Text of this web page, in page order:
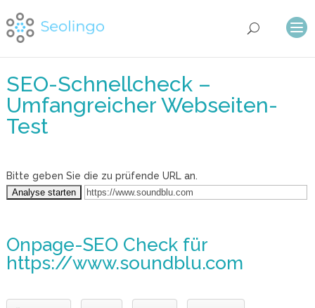
SEO-Schnellcheck –
Umfangreicher Webseiten-
Test
Bitte geben Sie die zu prüfende URL an.
Onpage-SEO Checkfür
https://www.soundblu.com